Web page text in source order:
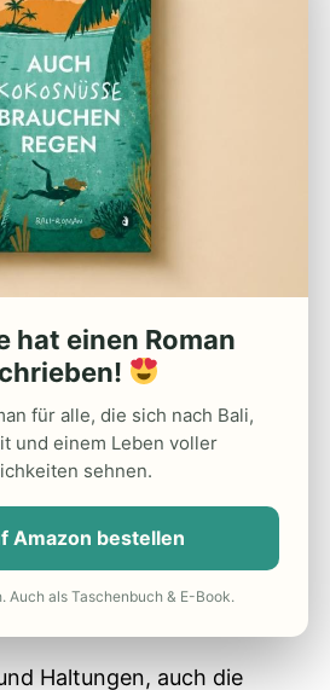
im Palast von Ubud
“Renten-Alter”
wird er nun auch
vorher ein paar
balinesische
in der balinesischen
ca. 200 Mitgliedern und
ausgesucht.
er gerade mal10 Jahre alt
noch früher!
Haltungen, auch die
hat einen Roman
für alle, die sich nach Bali,
und einem Leben voller
sehnen.
Amazon bestellen
Auch als Taschenbuch & E-Book.